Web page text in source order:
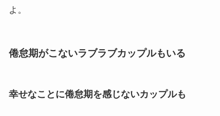
よ。
倦怠期がこないラブラブカップルもいる
幸せなことに倦怠期を感じないカップルも